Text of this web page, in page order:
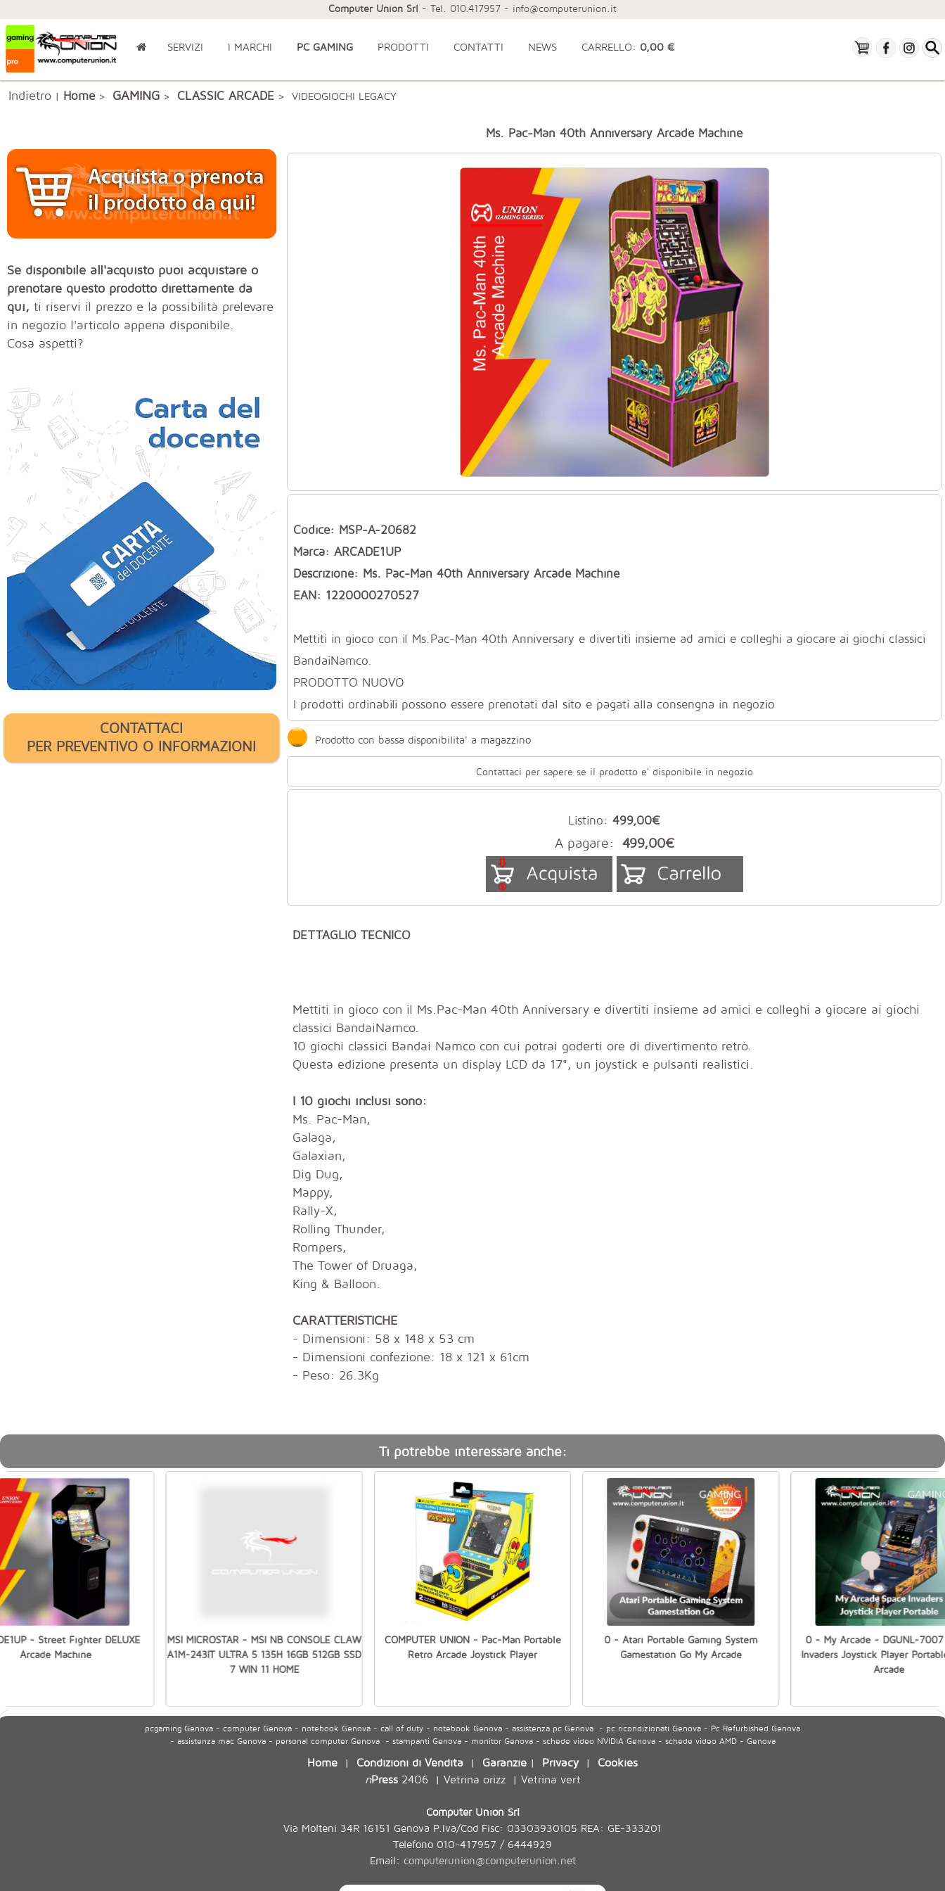
Computer Union Srl - Tel. 010.417957 - info@computerunion.it
SERVIZI I MARCHI PC GAMING PRODOTTI CONTATTI NEWS CARRELLO: 0,00 €
Indietro | Home> GAMING > CLASSIC ARCADE > VIDEOGIOCHI LEGACY
Se disponibile all'acquisto puoi acquistare o
prenotare questo prodotto direttamente da
qui, ti riservi il prezzo e la possibilità prelevare
in negozio l'articolo appena disponibile.
Cosa aspetti?
CONTATTACI
PER PREVENTIVO O INFORMAZIONI
Ms. Pac-Man 40th Anniversary Arcade Machine
Codice: MSP-A-20682
Marca: ARCADE1UP
Descrizione: Ms. Pac-Man 40th Anniversary Arcade Machine
EAN: 1220000270527
Mettiti in gioco con il Ms.Pac-Man 40th Anniversary e divertiti insieme ad amici e colleghi a giocare ai giochi classici
BandaiNamco.
PRODOTTO NUOVO
I prodotti ordinabili possono essere prenotati dal sito e pagati alla consengna in negozio
Prodotto con bassa disponibilita' a magazzino
Contattaci per sapere se il prodotto e' disponibile in negozio
Listino:499,00€
A pagare: 499,00€
DETTAGLIO TECNICO
Mettiti in gioco con il Ms.Pac-Man 40th Anniversary e divertiti insieme ad amici e colleghi a giocare ai giochi
classici BandaiNamco.
10 giochi classici Bandai Namco con cui potrai goderti ore di divertimento retrò.
Questa edizione presenta un display LCD da 17", un joystick e pulsanti realistici.
I 10 giochi inclusi sono:
Ms. Pac-Man,
Galaga,
Galaxian,
Dig Dug,
Mappy,
Rally-X,
Rolling Thunder,
Rompers,
The Tower of Druaga,
King & Balloon.
CARATTERISTICHE
- Dimensioni: 58 x 148 x 53 cm
- Dimensioni confezione: 18 x 121 x 61cm
- Peso: 26.3Kg
Ti potrebbe interessare anche:
MSI MICROSTAR - MSI NB CONSOLE CLAW
A1M-243IT ULTRA 5 135H 16GB 512GB SSD
7 WIN 11 HOME
COMPUTER UNION - Pac-Man Portable
Retro Arcade Joystick Player
0 - Atari Portable Gaming System
Gamestation Go My Arcade
0 - My Arcade - DGUNL-7007
Invaders Joystick Player
Arcade
- Street Fighter DELUXE
Arcade Machine
pcgaming Genova - computer Genova - notebook Genova - call of duty - notebook Genova - assistenza pc Genova - pc ricondizionati Genova - Pc Refurbished Genova
- assistenza mac Genova - personal computer Genova - stampanti Genova - monitor Genova - schede video NVIDIA Genova - schede video AMD - Genova
Home | Condizioni di Vendita | Garanzie | Privacy| Cookies
nPress2406| Vetrina orizz| Vetrina vert
Computer Union Srl
Via Molteni 34R 16151 Genova P.Iva/Cod Fisc: 03303930105 REA: GE-333201
Telefono 010-417957 / 6444929
Email: computerunion@computerunion.net